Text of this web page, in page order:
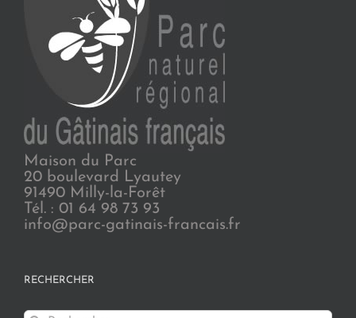
Maison du Parc
20 boulevard Lyautey
91490 Milly-la-Forêt
Tél. : 01 64 98 73 93
info@parc-gatinais-francais.fr
RECHERCHER